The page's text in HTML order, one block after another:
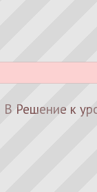
В Решение к